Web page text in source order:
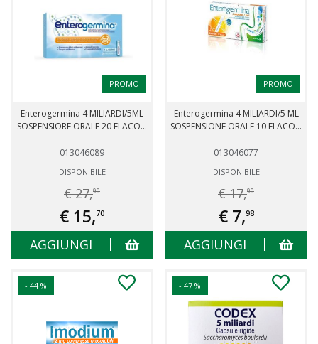
PROMO
Enterogermina 4 MILIARDI/5ML
SOSPENSIORE ORALE 20 FLACO...
013046089
DISPONIBILE
€ 27,90
€ 15,70
AGGIUNGI
PROMO
Enterogermina 4 MILIARDI/5 ML
SOSPENSIONE ORALE 10 FLACO...
013046077
DISPONIBILE
€ 17,90
€ 7,98
AGGIUNGI
- 44 % - 47 %